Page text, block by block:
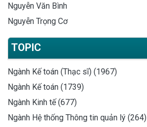
Nguyễn Văn Bình
Nguyễn Trọng Cơ
TOPIC
Ngành Kế toán (Thạc sĩ) (1967)
Ngành Kế toán (1739)
Ngành Kinh tế (677)
Ngành Hệ thống Thông tin quản lý (264)